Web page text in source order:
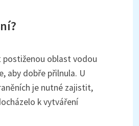
postiženou oblast vodou
aby dobře přilnula. U
je nutné zajistit,
k vytváření